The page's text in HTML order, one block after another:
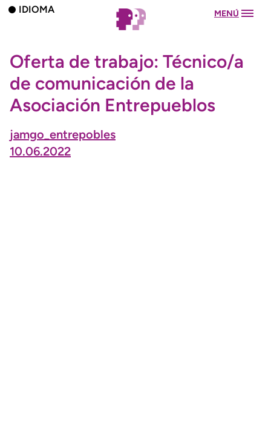
IDIOMA MENÚ
Oferta de trabajo: Técnico/a
de comunicación de la
Asociación Entrepueblos
jamgo_entrepobles
10.06.2022